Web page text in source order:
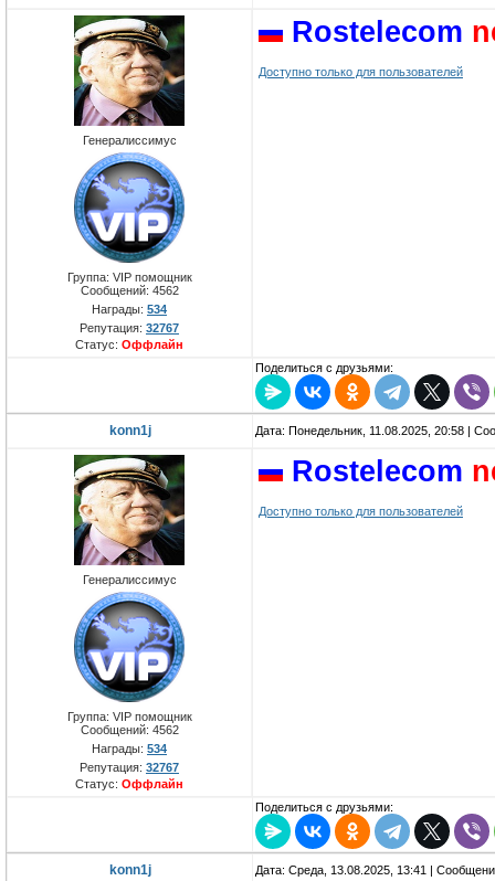
Генералиссимус
Группа: VIP помощник
Сообщений: 4562
Награды: 534
Репутация: 32767
Статус: Оффлайн
Rostelecom
Доступно только для пользователей
Поделиться с друзьями:
konn1j Дата: Понедельник, 11.08.2025, 20:58 |
Генералиссимус
Группа: VIP помощник
Сообщений: 4562
Награды: 534
Репутация: 32767
Статус: Оффлайн
Rostelecom
Доступно только для пользователей
Поделиться с друзьями:
konn1j Дата: Среда, 13.08.2025, 13:41 |